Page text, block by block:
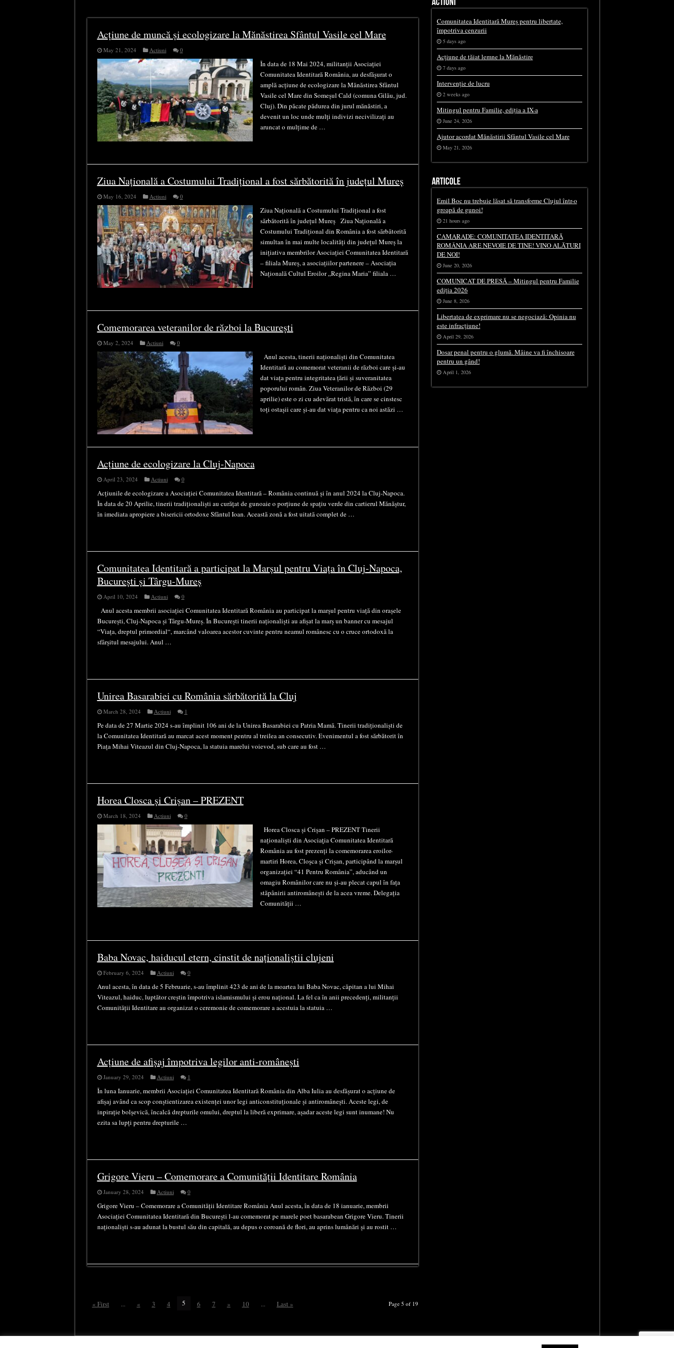
Acțiune de muncă și ecologizare la Mănăstirea Sfântul Vasile cel Mare
May 21, 2024 Actiuni 0
În data de 18 Mai 2024, militanții Asociației
Comunitatea Identitară România, au desfășurat o
amplă acțiune de ecologizare la Mănăstirea Sfântul
Vasile cel Mare din Someșul Cald (comuna Gilău, jud.
Cluj). Din păcate pădurea din jurul mănăstiri, a
devenit un loc unde mulți indivizi necivilizați au
aruncat o mulțime de …
Ziua Națională a Costumului Tradițional a fost sărbătorită în județul Mureș
May 16, 2024 Actiuni 0
Ziua Națională a Costumului Tradițional a fost
sărbătorită în județul Mureș Ziua Națională a
Costumului Tradițional din România a fost sărbătorită
simultan în mai multe localități din județul Mureș la
inițiativa membrilor Asociației Comunitatea Identitară
– filiala Mureș, a asociațiilor partenere – Asociația
Națională Cultul Eroilor „Regina Maria” filiala …
Comemorarea veteranilor de război la București
May 2, 2024 Actiuni 0
Anul acesta, tinerii naționaliști din Comunitatea
Identitară au comemorat veteranii de război care și-au
dat viața pentru integritatea țării și suveranitatea
poporului român. Ziua Veteranilor de Război (29
aprilie) este o zi cu adevărat tristă, în care se cinstesc
toți ostașii care și-au dat viața pentru ca noi astăzi …
Acțiune de ecologizare la Cluj-Napoca
April 23, 2024 Actiuni 0
Acțiunile de ecologizare a Asociației Comunitatea Identitară – România continuă și în anul 2024 la Cluj-Napoca.
În data de 20 Aprilie, tinerii tradiționaliști au curățat de gunoaie o porțiune de spațiu verde din cartierul Mănăștur,
în imediata apropiere a bisericii ortodoxe Sfântul Ioan. Această zonă a fost uitată complet de …
Comunitatea Identitară a participat la Marșul pentru Viața în Cluj-Napoca,
București și Târgu-Mureș
April 10, 2024 Actiuni 0
Anul acesta membrii asociației Comunitatea Identitară România au participat la marșul pentru viață din orașele
București, Cluj-Napoca și Târgu-Mureș. În București tinerii naționaliști au afișat la marș un banner cu mesajul
“Viața, dreptul primordial“, marcând valoarea acestor cuvinte pentru neamul românesc cu o cruce ortodoxă la
sfârșitul mesajului. Anul …
Unirea Basarabiei cu România sărbătorită la Cluj
March 28, 2024 Actiuni 1
Pe data de 27 Martie 2024 s-au împlinit 106 ani de la Unirea Basarabiei cu Patria Mamă. Tinerii tradiționaliști de
la Comunitatea Identitară au marcat acest moment pentru al treilea an consecutiv. Evenimentul a fost sărbătorit în
Piața Mihai Viteazul din Cluj-Napoca, la statuia marelui voievod, sub care au fost …
Horea Closca și Crișan – PREZENT
March 18, 2024 Actiuni 0
Horea Closca și Crișan – PREZENT Tinerii
naționaliști din Asociaţia Comunitatea Identitară
România au fost prezenți la comemorarea eroilor-
martiri Horea, Cloșca și Crișan, participând la marșul
organizației “41 Pentru România”, aducând un
omagiu Românilor care nu și-au plecat capul în fața
stăpânirii antiromânești de la acea vreme. Delegația
Comunității …
Baba Novac, haiducul etern, cinstit de naționaliștii clujeni
February 6, 2024 Actiuni 0
Anul acesta, în data de 5 Februarie, s-au împlinit 423 de ani de la moartea lui Baba Novac, căpitan a lui Mihai
Viteazul, haiduc, luptător creștin împotriva islamismului și erou național. La fel ca în anii precedenți, militanții
Comunității Identitare au organizat o ceremonie de comemorare a acestuia la statuia …
Acțiune de afișaj împotriva legilor anti-românești
January 29, 2024 Actiuni 1
În luna Ianuarie, membrii Asociației Comunitatea Identitară România din Alba Iulia au desfășurat o acțiune de
afișaj având ca scop conștientizarea existenței unor legi anticonstituționale și antiromânești. Aceste legi, de
inpirație bolșevică, încalcă drepturile omului, dreptul la liberă exprimare, așadar aceste legi sunt inumane! Nu
ezita sa lupți pentru drepturile …
Grigore Vieru – Comemorare a Comunității Identitare România
January 28, 2024 Actiuni 0
Grigore Vieru – Comemorare a Comunității Identitare România Anul acesta, în data de 18 ianuarie, membrii
Asociației Comunitatea Identitară din București l-au comemorat pe marele poet basarabean Grigore Vieru. Tinerii
naționaliști s-au adunat la bustul său din capitală, au depus o coroană de flori, au aprins lumânări și au rostit …
Page 5 of 19
« First ... « 3 4 5 6 7 » 10 ... Last »
ACTIUNI
Comunitatea Identitară Mureș pentru libertate,
împotriva cenzurii
5 days ago
Acțiune de tăiat lemne la Mănăstire
7 days ago
Intervenție de lucru
2 weeks ago
Mitingul pentru Familie, ediția a IX-a
June 24, 2026
Ajutor acordat Mănăstirii Sfântul Vasile cel Mare
May 21, 2026
ARTICOLE
Emil Boc nu trebuie lăsat să transforme Clujul într-o
groapă de gunoi!
21 hours ago
CAMARADE: COMUNITATEA IDENTITARĂ
ROMÂNIA ARE NEVOIE DE TINE! VINO ALĂTURI
DE NOI!
June 20, 2026
COMUNICAT DE PRESĂ – Mitingul pentru Familie
ediția 2026
June 8, 2026
Libertatea de exprimare nu se negociază: Opinia nu
este infracțiune!
April 29, 2026
Dosar penal pentru o glumă. Mâine va fi închisoare
pentru un gând!
April 1, 2026